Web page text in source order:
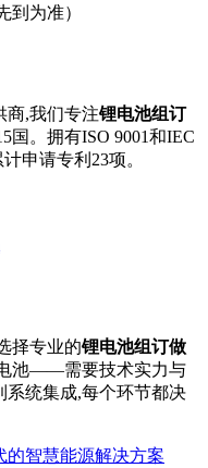
到为准）
商,我们专注锂电池组订
国。拥有ISO 9001和IEC
申请专利23项。
择专业的锂电池组订做
池——需要技术实力与
系统集成,每个环节都决
的智慧能源解决方案